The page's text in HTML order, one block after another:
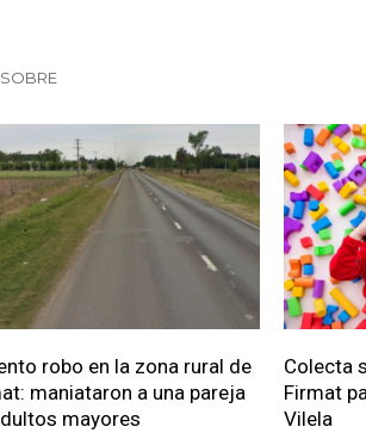
robo en la zona rural de
maniataron a una pareja
mayores
Colecta
Firmat
Vilela